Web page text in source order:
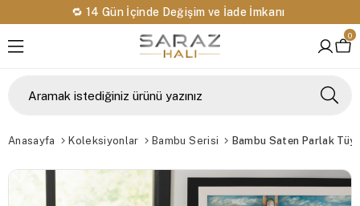
🔁 14 Gün İçinde Değişim ve İade İmkanı
0
Anasayfa Koleksiyonlar Bambu Serisi